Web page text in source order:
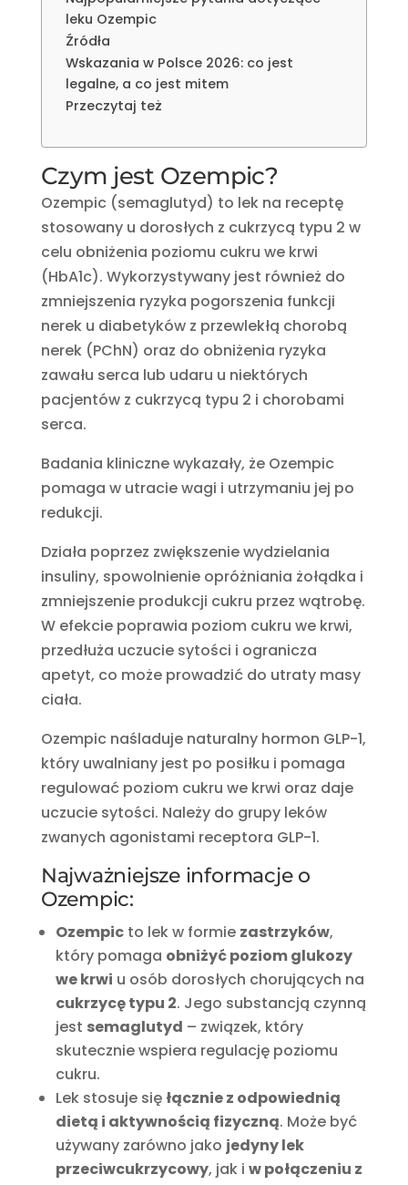
leku Ozempic
Źródła
Wskazania w Polsce 2026: co jest
legalne, a co jest mitem
Przeczytaj też
Czym jest Ozempic?
Ozempic (semaglutyd) to lek na receptę
stosowany u dorosłych z cukrzycą typu 2 w
celu obniżenia poziomu cukru we krwi
(HbA1c). Wykorzystywany jest również do
zmniejszenia ryzyka pogorszenia funkcji
nerek u diabetyków z przewlekłą chorobą
nerek (PChN) oraz do obniżenia ryzyka
zawału serca lub udaru u niektórych
pacjentów z cukrzycą typu 2 i chorobami
serca.
Badania kliniczne wykazały, że Ozempic
pomaga w utracie wagi i utrzymaniu jej po
redukcji.
Działa poprzez zwiększenie wydzielania
insuliny, spowolnienie opróżniania żołądka i
zmniejszenie produkcji cukru przez wątrobę.
W efekcie poprawia poziom cukru we krwi,
przedłuża uczucie sytości i ogranicza
apetyt, co może prowadzić do utraty masy
ciała.
Ozempic naśladuje naturalny hormon GLP-1,
który uwalniany jest po posiłku i pomaga
regulować poziom cukru we krwi oraz daje
uczucie sytości. Należy do grupy leków
zwanych agonistami receptora GLP-1.
Najważniejsze informacje o
Ozempic:
Ozempicto lek w formie zastrzyków,
który pomaga obniżyć poziom glukozy
we krwi u osób dorosłych chorujących na
cukrzycę typu 2. Jego substancją czynną
jest semaglutyd – związek, który
skutecznie wspiera regulację poziomu
cukru.
Lek stosuje się łącznie z odpowiednią
dietą i aktywnością fizyczną. Może być
używany zarówno jako jedyny lek
przeciwcukrzycowy, jak i w połączeniu z